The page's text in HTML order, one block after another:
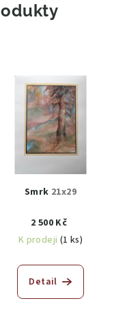
Smrk 21x29
2 500 Kč
K prodeji (1 ks)
Detail